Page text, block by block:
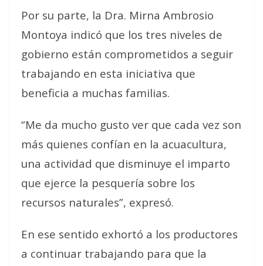
Por su parte, la Dra. Mirna Ambrosio
Montoya indicó que los tres niveles de
gobierno están comprometidos a seguir
trabajando en esta iniciativa que
beneficia a muchas familias.
“Me da mucho gusto ver que cada vez son
más quienes confían en la acuacultura,
una actividad que disminuye el imparto
que ejerce la pesquería sobre los
recursos naturales”, expresó.
En ese sentido exhortó a los productores
a continuar trabajando para que la